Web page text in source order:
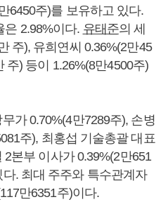
6450주)를 보유하고 있다.
은 2.98%이다. 유태준의 세
주), 유희연씨 0.36%(2만45
주) 등이 1.26%(8만4500주)
가 0.70%(4만7289주), 손병
주), 최홍섭 기술총괄 대표
본부 이사가 0.39%(2만651
. 최대 주주와 특수관계자
만6351주)이다.